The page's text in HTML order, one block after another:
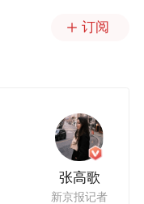
订阅
张高歌
新京报记者